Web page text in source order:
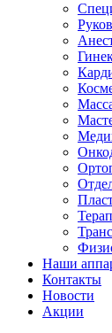
Наши
Контакты
Новости
Акции